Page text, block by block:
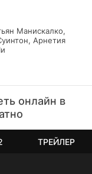
Манискалко,
Арнетия
онлайн в
ТРЕЙЛЕР